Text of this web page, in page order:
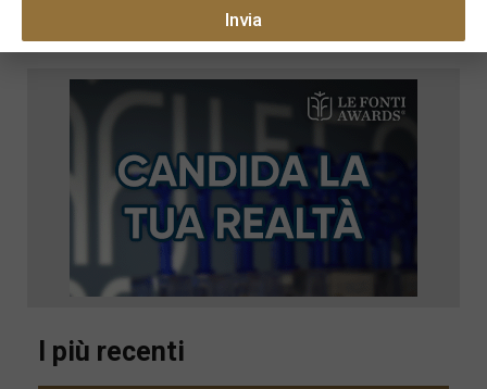
I più recenti
Invia